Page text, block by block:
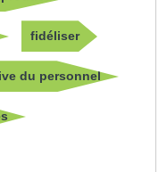
fidéliser
du personnel